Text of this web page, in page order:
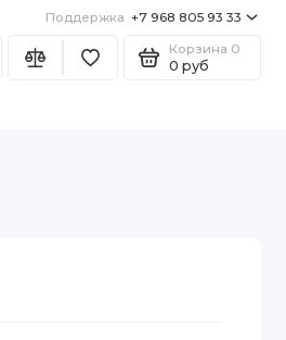
Поддержка +7 968 805 93 33
Корзина 0
0 руб